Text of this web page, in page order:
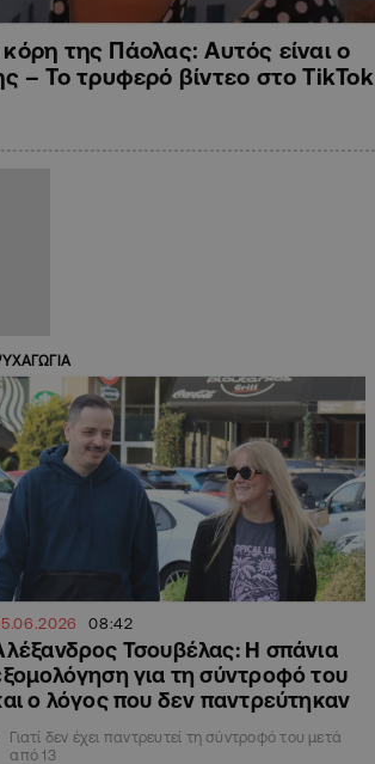
της Πάολας: Αυτός είναι ο
– Το τρυφερό βίντεο στο TikTok
08:42
Τσουβέλας: Η σπάνια
για τη σύντροφό του
ο λόγος που δεν παντρεύτηκαν
Γιατί δεν έχει παντρευτεί τη σύντροφό του μετά
από 13